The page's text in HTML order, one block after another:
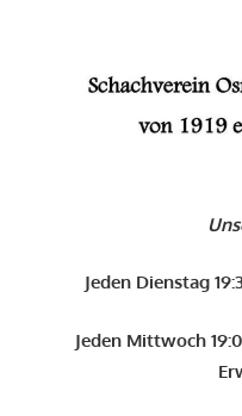
Jeden Dienstag
Jeden Mittwoch